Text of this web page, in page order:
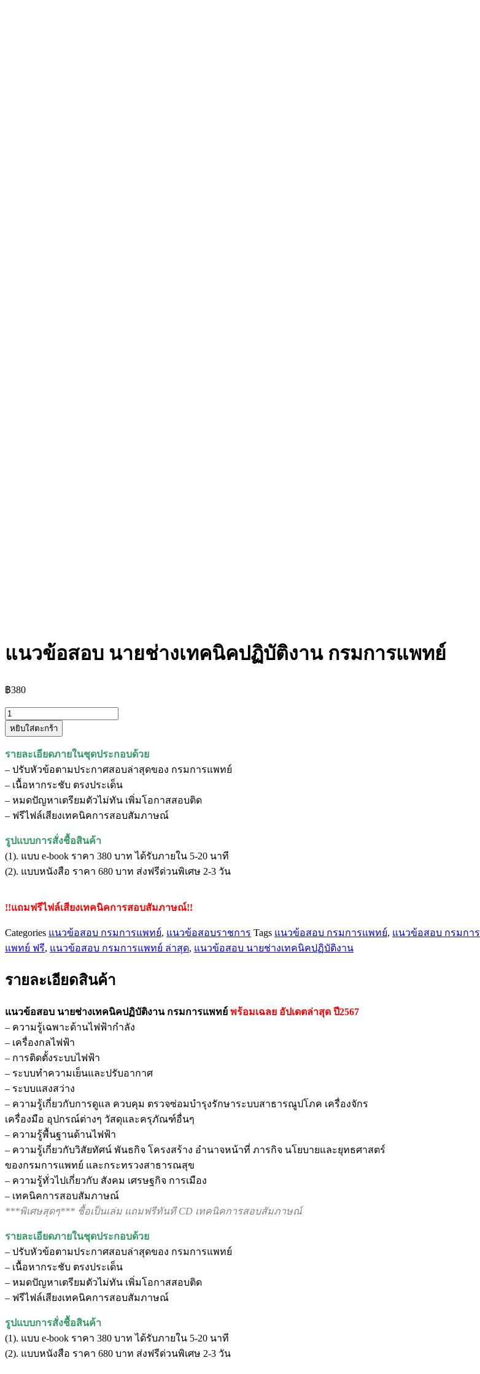
แนวข้อสอบ นายช่างเทคนิคปฏิบัติงาน กรมการแพทย์
฿380
จำนวน
แนว
นาย
ช่าง
เทคนิค
ปฏิบัติ
งาน
กรม
การ
แพทย์
หยิบใส่ตะกร้า
รายละเอียดภายในชุดประกอบด้วย
– ปรับหัวข้อตามประกาศสอบล่าสุดของ กรมการแพทย์
– เนื้อหากระชับ ตรงประเด็น
– หมดปัญหาเตรียมตัวไม่ทัน เพิ่มโอกาสสอบติด
– ฟรีไฟล์เสียงเทคนิคการสอบสัมภาษณ์
รูปแบบการสั่งชื้อสินค้า
(1). แบบ e-book ราคา 380 บาท ได้รับภายใน 5-20 นาที
(2). แบบหนังสือ ราคา 680 บาท ส่งฟรีด่วนพิเศษ 2-3 วัน
!!แถมฟรีไฟล์เสียงเทคนิคการสอบสัมภาษณ์!!
Categories แนวข้อสอบ กรมการแพทย์, แนวข้อสอบราชการ Tags แนวข้อสอบ กรมการแพทย์, แนวข้อสอบ กรมการ
แพทย์ ฟรี, แนวข้อสอบ กรมการแพทย์ ล่าสุด, แนวข้อสอบ นายช่างเทคนิคปฏิบัติงาน
รายละเอียดสินค้า
แนวข้อสอบ นายช่างเทคนิคปฏิบัติงาน กรมการแพทย์ พร้อมเฉลย อัปเดตล่าสุด ปี2567
– ความรู้เฉพาะด้านไฟฟ้ากำลัง
– เครื่องกลไฟฟ้า
– การติดตั้งระบบไฟฟ้า
– ระบบทำความเย็นและปรับอากาศ
– ระบบแสงสว่าง
– ความรู้เกี่ยวกับการดูแล ควบคุม ตรวจซ่อมบำรุงรักษาระบบสาธารณูปโภค เครื่องจักร
เครื่องมือ อุปกรณ์ต่างๆ วัสดุและครุภัณฑ์อื่นๆ
– ความรู้พื้นฐานด้านไฟฟ้า
– ความรู้เกี่ยวกับวิสัยทัศน์ พันธกิจ โครงสร้าง อำนาจหน้าที่ ภารกิจ นโยบายและยุทธศาสตร์
ของกรมการแพทย์ และกระทรวงสาธารณสุข
– ความรู้ทั่วไปเกี่ยวกับ สังคม เศรษฐกิจ การเมือง
– เทคนิคการสอบสัมภาษณ์
***พิเศษสุดๆ*** ชื้อเป็นเล่ม แถมฟรีทันที CD เทคนิคการสอบสัมภาษณ์
รายละเอียดภายในชุดประกอบด้วย
– ปรับหัวข้อตามประกาศสอบล่าสุดของ กรมการแพทย์
– เนื้อหากระชับ ตรงประเด็น
– หมดปัญหาเตรียมตัวไม่ทัน เพิ่มโอกาสสอบติด
– ฟรีไฟล์เสียงเทคนิคการสอบสัมภาษณ์
รูปแบบการสั่งชื้อสินค้า
(1). แบบ e-book ราคา 380 บาท ได้รับภายใน 5-20 นาที
(2). แบบหนังสือ ราคา 680 บาท ส่งฟรีด่วนพิเศษ 2-3 วัน